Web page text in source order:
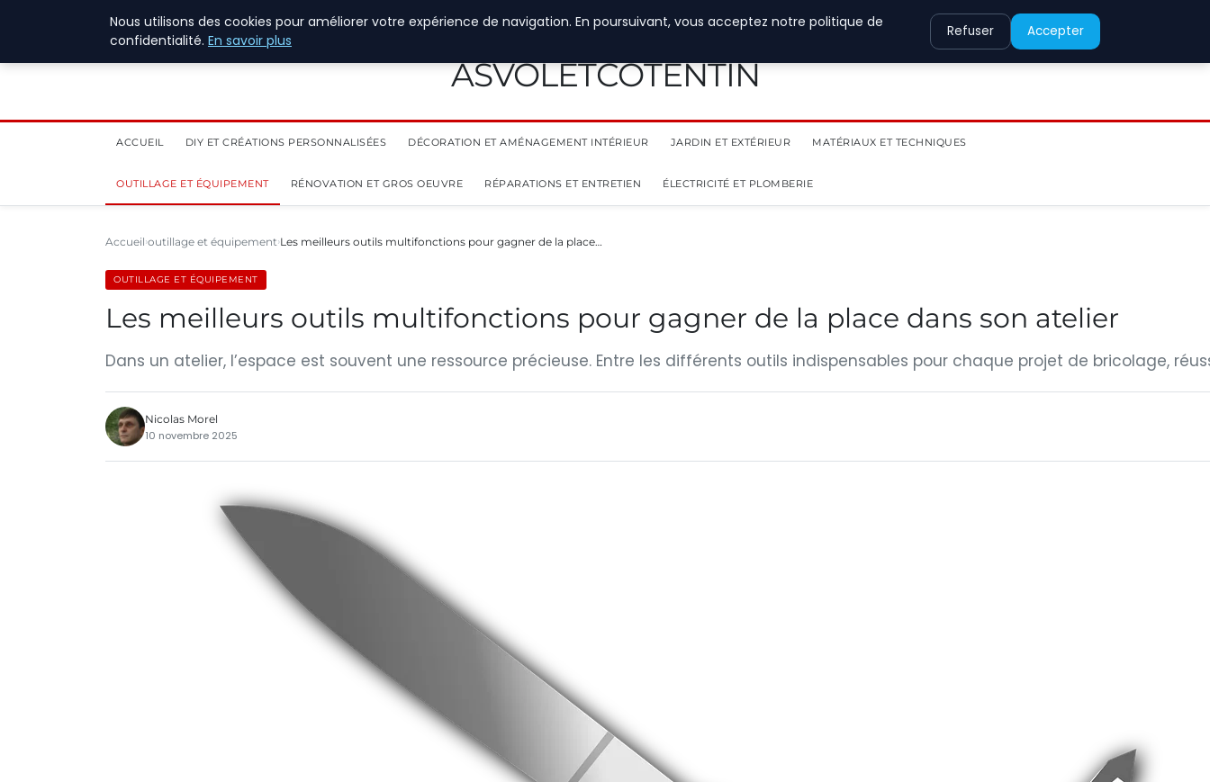
7 août 2026
ASVOLETCOTENTIN
ACCUEIL DIY ET CRÉATIONS PERSONNALISÉES DÉCORATION ET AMÉNAGEMENT INTÉRIEUR JARDIN ET EXTÉRIEUR MATÉRIAUX ET TECHNIQUES
OUTILLAGE ET ÉQUIPEMENT RÉNOVATION ET GROS OEUVRE RÉPARATIONS ET ENTRETIEN ÉLECTRICITÉ ET PLOMBERIE
Accueil outillage et équipement Les meilleurs outils multifonctions pour gagner de la place…
OUTILLAGE ET ÉQUIPEMENT
Les meilleurs outils multifonctions pour gagner de la place dans son atelier
Dans un atelier, l’espace est souvent une ressource précieuse. Entre les différents outils indispensables pour chaque projet de bricolage,
Nicolas Morel
10 novembre 2025
Nous utilisons des cookies pour améliorer votre expérience de navigation. En poursuivant, vous acceptez notre politique de
confidentialité. En savoir plus
Refuser Accepter